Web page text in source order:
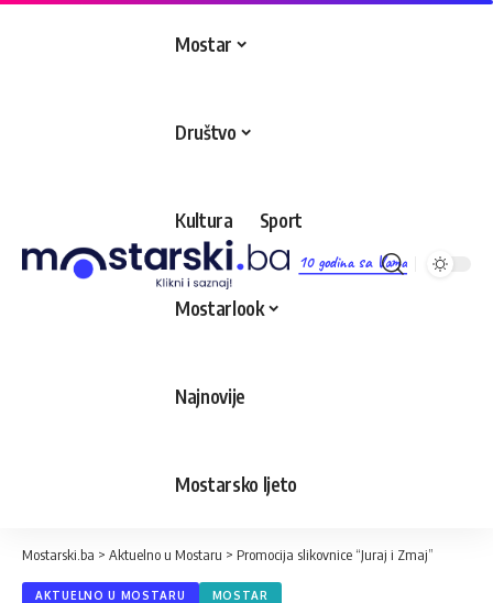
10 godina sa Vama
Mostar
Društvo
Kultura Sport
Mostarlook
Najnovije
Mostarsko ljeto
Mostarski.ba > Aktuelno u Mostaru > Promocija slikovnice “Juraj i Zmaj”
AKTUELNO U MOSTARU MOSTAR